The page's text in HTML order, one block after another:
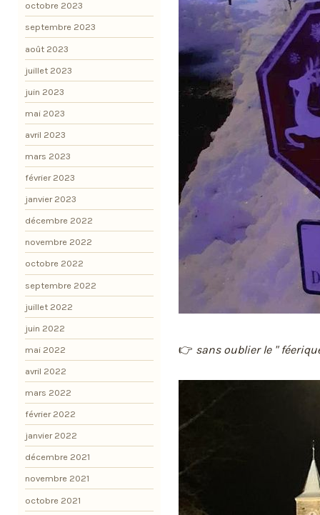
👉 sans oublier le "
octobre 2023
septembre 2023
août 2023
juillet 2023
juin 2023
mai 2023
avril 2023
mars 2023
février 2023
janvier 2023
décembre 2022
novembre 2022
octobre 2022
septembre 2022
juillet 2022
juin 2022
mai 2022
avril 2022
mars 2022
février 2022
janvier 2022
décembre 2021
novembre 2021
octobre 2021